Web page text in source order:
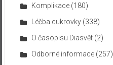
Komplikace(180)
Léčba cukrovky(338)
O časopisu Diasvět(2)
Odborné informace(257)